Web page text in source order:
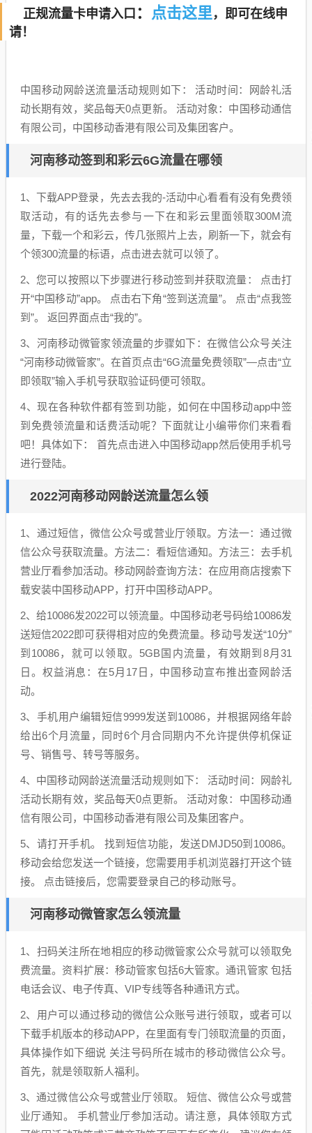
正规流量卡申请入口 ： 点击这里 ，即可在线申
请！
中国移动网龄送流量活动规则如下： 活动时间：网龄礼活
动长期有效，奖品每天0点更新。 活动对象：中国移动通信
有限公司，中国移动香港有限公司及集团客户。
河南移动签到和彩云6G流量在哪领
1、下载APP登录，先去去我的-活动中心看看有没有免费领
取活动，有的话先去参与一下在和彩云里面领取300M流
量，下载一个和彩云，传几张照片上去，刷新一下，就会有
个领300流量的标语，点击进去就可以领了。
2、您可以按照以下步骤进行移动签到并获取流量： 点击打
开“中国移动”app。 点击右下角“签到送流量”。 点击“点我签
到”。 返回界面点击“我的”。
3、河南移动微管家领流量的步骤如下：在微信公众号关注
“河南移动微管家”。在首页点击“6G流量免费领取”—点击“立
即领取”输入手机号获取验证码便可领取。
4、现在各种软件都有签到功能，如何在中国移动app中签
到免费领流量和话费活动呢？下面就让小编带你们来看看
吧！具体如下： 首先点击进入中国移动app然后使用手机号
进行登陆。
2022河南移动网龄送流量怎么领
1、通过短信，微信公众号或营业厅领取。方法一：通过微
信公众号获取流量。方法二：看短信通知。方法三：去手机
营业厅看参加活动。移动网龄查询方法：在应用商店搜索下
载安装中国移动APP，打开中国移动APP。
2、给10086发2022可以领流量。中国移动老号码给10086发
送短信2022即可获得相对应的免费流量。移动号发送“10分”
到10086，就可以领取。5GB国内流量，有效期到8月31
日。权益消息：在5月17日，中国移动宣布推出查网龄活
动。
3、手机用户编辑短信9999发送到10086，并根据网络年龄
给出6个月流量，同时6个月合同期内不允许提供停机保证
号、销售号、转号等服务。
4、中国移动网龄送流量活动规则如下： 活动时间：网龄礼
活动长期有效，奖品每天0点更新。 活动对象：中国移动通
信有限公司，中国移动香港有限公司及集团客户。
5、请打开手机。 找到短信功能，发送DMJD50到10086。
移动会给您发送一个链接，您需要用手机浏览器打开这个链
接。 点击链接后，您需要登录自己的移动账号。
河南移动微管家怎么领流量
1、扫码关注所在地相应的移动微管家公众号就可以领取免
费流量。资料扩展：移动管家包括6大管家。通讯管家 包括
电话会议、电子传真、VIP专线等各种通讯方式。
2、用户可以通过移动的微信公众账号进行领取，或者可以
下载手机版本的移动APP，在里面有专门领取流量的页面，
具体操作如下细说 关注号码所在城市的移动微信公众号。
首先，就是领取新人福利。
3、通过微信公众号或营业厅领取。 短信、微信公众号或营
业厅通知。 手机营业厅参加活动。请注意，具体领取方式